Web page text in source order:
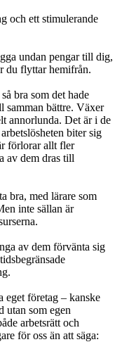
och ett stimulerande
undan pengar till dig,
du flyttar hemifrån.
bra som det hade
samman bättre. Växer
annorlunda. Det är i de
biter sig
förlorar allt fler
av dem dras till
bra, med lärare som
inte sällan är
av dem förvänta sig
eget företag – kanske
utan som egen
arbetsrätt och
för oss än att säga: